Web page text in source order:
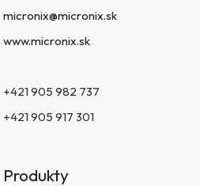
micronix@micronix.sk
www.micronix.sk
+421 905 982 737
+421 905 917 301
Produkty